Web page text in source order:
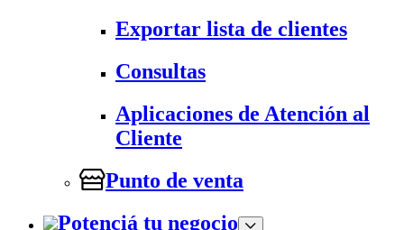
Exportar lista de clientes
Consultas
Aplicaciones de Atención al
Cliente
Punto de venta
Potenciá tu negocio